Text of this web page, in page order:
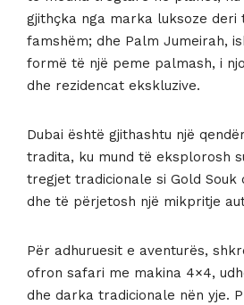
gjithçka nga marka luksoze deri
famshëm; dhe Palm Jumeirah,
formë të një peme palmash, i
dhe rezidencat ekskluzive.
Dubai është gjithashtu një
tradita, ku mund të eksplorosh
tregjet tradicionale si Gold Souk
dhe të përjetosh një mikpritje
Për adhuruesit e aventurës,
ofron safari me makina 4×4,
dhe darka tradicionale nën yje.